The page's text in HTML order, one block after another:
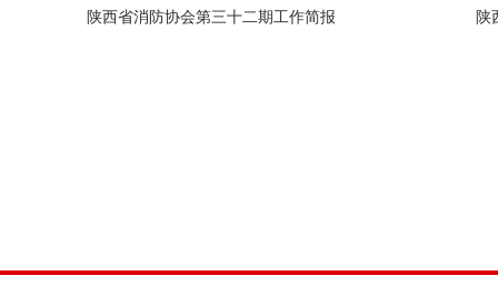
陕西省消防协会第三十二期工作简报
陕